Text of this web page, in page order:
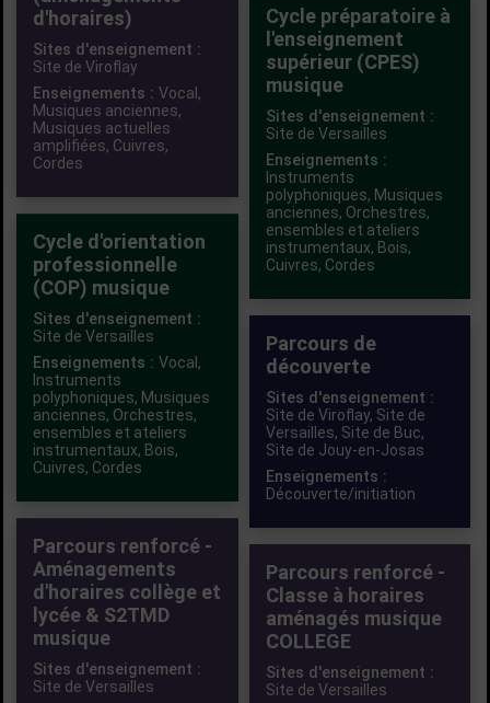
d'horaires)
Sites d'enseignement :
Site de Viroflay
Enseignements : Vocal ,
Musiques anciennes,
Musiques actuelles
amplifiées, Cuivres,
Cordes
Cycle préparatoire à
l'enseignement
supérieur (CPES)
musique
Sites d'enseignement :
Site de Versailles
Enseignements :
Instruments
polyphoniques, Musiques
anciennes, Orchestres,
ensembles et ateliers
instrumentaux, Bois,
Cuivres, Cordes
Cycle d'orientation
professionnelle
(COP) musique
Sites d'enseignement :
Site de Versailles
Enseignements : Vocal ,
Instruments
polyphoniques, Musiques
anciennes, Orchestres,
ensembles et ateliers
instrumentaux, Bois,
Cuivres, Cordes
Parcours de
découverte
Sites d'enseignement :
Site de Viroflay, Site de
Versailles, Site de Buc,
Site de Jouy-en-Josas
Enseignements :
Découverte/initiation
Parcours renforcé -
Aménagements
d'horaires collège et
lycée & S2TMD
musique
Sites d'enseignement :
Site de Versailles
Parcours renforcé -
Classe à horaires
aménagés musique
COLLEGE
Sites d'enseignement :
Site de Versailles